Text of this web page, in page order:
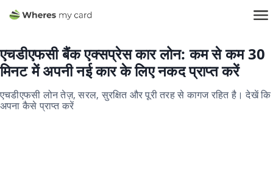
एचडीएफसी बैंक एक्सप्रेस कार लोन: कम से कम 30
मिनट में अपनी नई कार के लिए नकद प्राप्त करें
एचडीएफसी लोन तेज़, सरल, सुरक्षित और पूरी तरह से कागज रहित है। देखें कि
अपना कैसे प्राप्त करें